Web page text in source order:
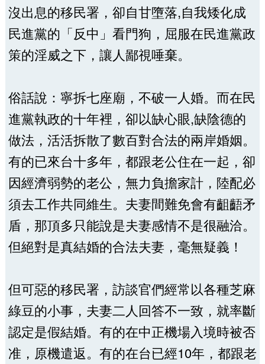
沒出息的移民署，卻自甘墮落,自我矮化成
民進黨的「反中」看門狗，屈服在民進黨政
策的淫威之下，讓人鄙視唾棄。
俗話說：寧拆七座廟，不破一人婚。而在民
進黨執政的十年裡，卻以缺心眼,缺陰德的
做法，活活拆散了數百對合法的兩岸婚姻。
有的已來台十多年，都跟老公住在一起，卻
因經濟弱勢的老公，無力負擔家計，陸配必
須去工作共同維生。夫妻間難免會有齟齬矛
盾，那頂多只能說是夫妻感情不是很融洽。
但絕對是真結婚的合法夫妻，毫無疑義！
但可惡的移民署，訪談官們經常以各種芝麻
綠豆的小事，夫妻二人回答不一致，就率斷
認定是假結婚。有的在中正機場入境時被否
准，原機遣返。有的在台已經10年，都跟老